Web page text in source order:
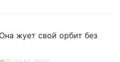
жует свой орбит без